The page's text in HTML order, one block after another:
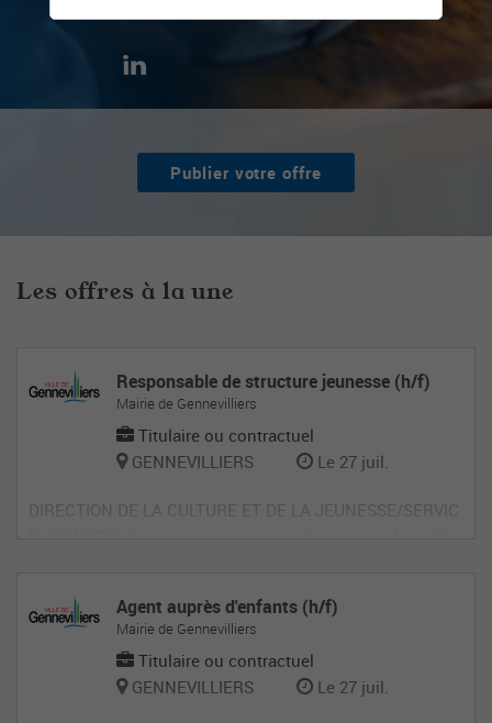
Publier votre offre
Les offres à la une
Responsable de structure jeunesse (h/f)
Mairie de Gennevilliers
Titulaire ou contractuel
GENNEVILLIERS
Le 27 juil.
DIRECTION DE LA CULTURE ET DE LA JEUNESSE/SERVIC
ganisent autour de plusieurs axes : l’animation de proxim
Agent auprès d'enfants (h/f)
Mairie de Gennevilliers
Titulaire ou contractuel
GENNEVILLIERS
Le 27 juil.